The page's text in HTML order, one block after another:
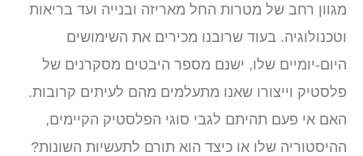
מגוון רחב של מטרות החל מאריזה ובנייה ועד בריאות
וטכנולוגיה. בעוד שרובנו מכירים את השימושים
היום-יומיים שלו, ישנם מספר היבטים מסקרנים של
פלסטיק וייצורו שאנו מתעלמים מהם לעיתים קרובות.
האם אי פעם תהיתם לגבי סוגי הפלסטיק הקיימים,
ההיסטוריה שלו או כיצד הוא תורם לתעשיות השונות?